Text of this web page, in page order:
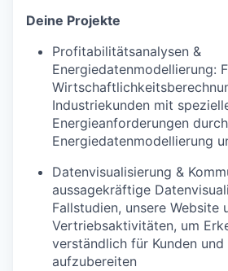
Deine Projekte
Profitabilitätsanalysen &
Energiedatenmodellierung:
Industriekunden mit
Energieanforderungen
Energiedatenmodellierung
Datenvisualisierung &
aussagekräftige
Fallstudien, unsere Website
Vertriebsaktivitäten, um
verständlich für Kunden
aufzubereiten